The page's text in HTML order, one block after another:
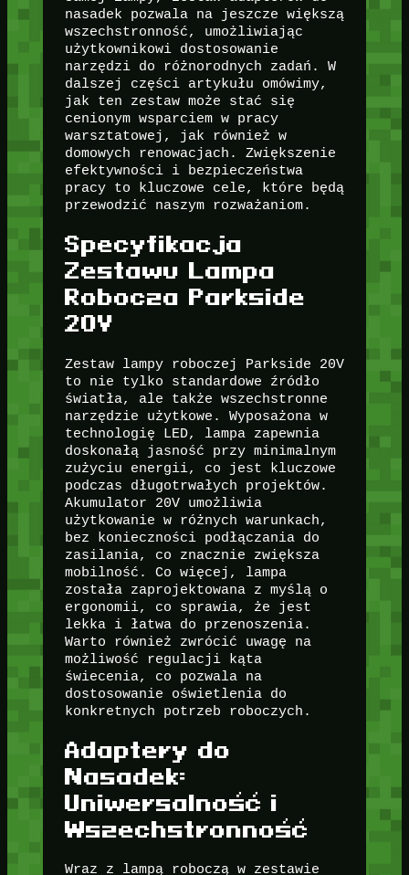
nasadek pozwala na jeszcze większą
wszechstronność, umożliwiając
użytkownikowi dostosowanie
narzędzi do różnorodnych zadań. W
dalszej części artykułu omówimy,
jak ten zestaw może stać się
cenionym wsparciem w pracy
warsztatowej, jak również w
domowych renowacjach. Zwiększenie
efektywności i bezpieczeństwa
pracy to kluczowe cele, które będą
przewodzić naszym rozważaniom.
Specyfikacja
Zestawu Lampa
Robocza Parkside
20V
Zestaw lampy roboczej Parkside 20V
to nie tylko standardowe źródło
światła, ale także wszechstronne
narzędzie użytkowe. Wyposażona w
technologię LED, lampa zapewnia
doskonałą jasność przy minimalnym
zużyciu energii, co jest kluczowe
podczas długotrwałych projektów.
Akumulator 20V umożliwia
użytkowanie w różnych warunkach,
bez konieczności podłączania do
zasilania, co znacznie zwiększa
mobilność. Co więcej, lampa
została zaprojektowana z myślą o
ergonomii, co sprawia, że jest
lekka i łatwa do przenoszenia.
Warto również zwrócić uwagę na
możliwość regulacji kąta
świecenia, co pozwala na
dostosowanie oświetlenia do
konkretnych potrzeb roboczych.
Adaptery do
Nasadek:
Uniwersalność i
Wszechstronność
Wraz z lampą roboczą w zestawie